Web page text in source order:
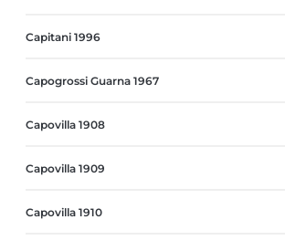
Capitani 1996
Capogrossi Guarna 1967
Capovilla 1908
Capovilla 1909
Capovilla 1910